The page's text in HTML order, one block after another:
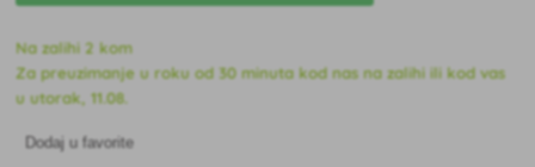
Na zalihi 2 kom
Za preuzimanje u roku od 30 minuta kod nas na zalihi ili kod vas
u utorak, 11.08.
Dodaj u favorite